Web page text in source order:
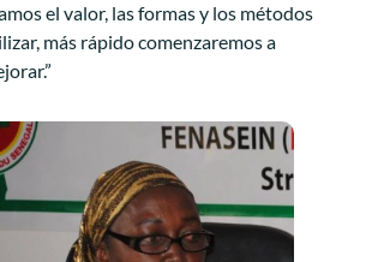
el valor, las formas y los métodos
más rápido comenzaremos a